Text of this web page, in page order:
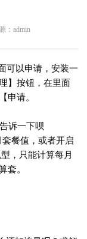
：admin
可以申请，安装一
】按钮，在里面
申请。
诉一下呗
餐值，或者开启
，只能计算每月
套。